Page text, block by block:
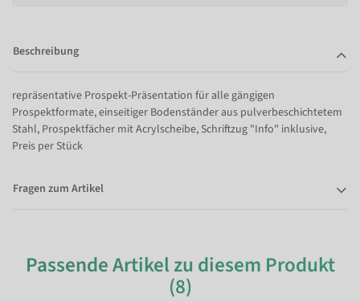
Beschreibung
repräsentative Prospekt-Präsentation für alle gängigen
Prospektformate, einseitiger Bodenständer aus pulverbeschichtetem
Stahl, Prospektfächer mit Acrylscheibe, Schriftzug "Info" inklusive,
Preis per Stück
Fragen zum Artikel
Passende Artikel zu diesem Produkt
(8)